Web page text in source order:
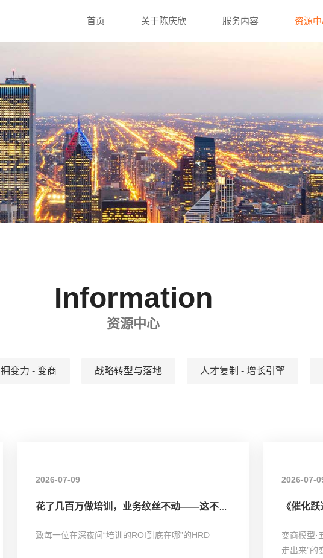
首页 关于陈庆欣 服务内容 资源
Information
资源中心
拥变力 - 变商 战略转型与落地 人才复制 - 增长引擎
2026-07-09
致每一位在深夜问“培训的ROI到底在哪”的HRD
2026-07-
变商模型
走出来”的